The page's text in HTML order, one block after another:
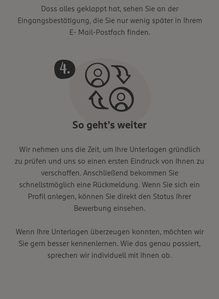
Dass alles geklappt hat, sehen Sie an der
Eingangsbestätigung, die Sie nur wenig später in Ihrem
E- Mail-Postfach finden.
So geht’s weiter
Wir nehmen uns die Zeit, um Ihre Unterlagen gründlich
zu prüfen und uns so einen ersten Eindruck von Ihnen zu
verschaffen. Anschließend bekommen Sie
schnellstmöglich eine Rückmeldung. Wenn Sie sich ein
Profil anlegen, können Sie direkt den Status Ihrer
Bewerbung einsehen.
Wenn Ihre Unterlagen überzeugen konnten, möchten wir
Sie gern besser kennenlernen. Wie das genau passiert,
sprechen wir individuell mit Ihnen ab.